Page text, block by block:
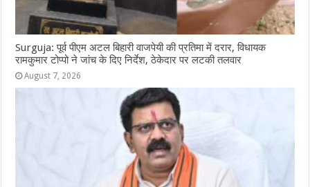
Surguja: पूर्व पीएम अटल बिहारी वाजपेयी की प्रतिमा में दरार, विधायक
रामकुमार टोप्पो ने जांच के दिए निर्देश, ठेकेदार पर लटकी तलवार
August 7, 2026